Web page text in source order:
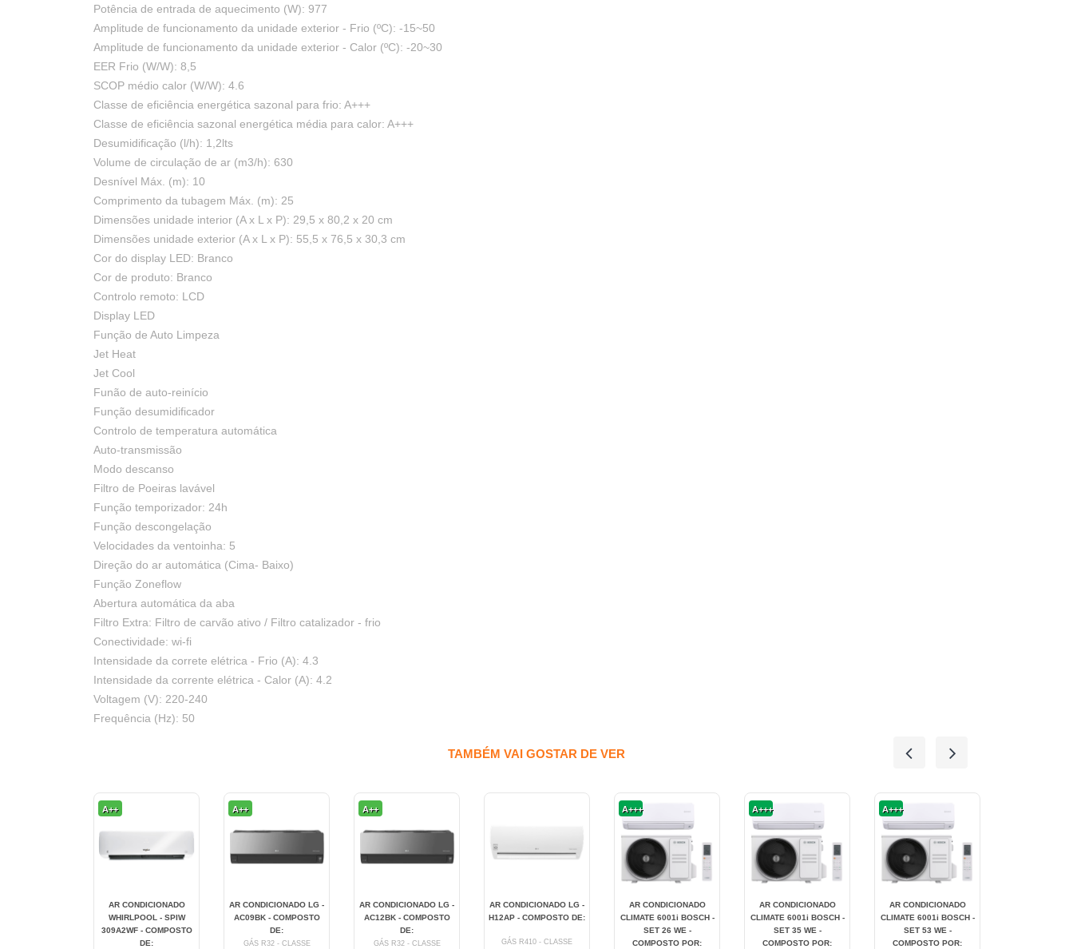
Potência de entrada de aquecimento (W): 977
Amplitude de funcionamento da unidade exterior - Frio (ºC): -15~50
Amplitude de funcionamento da unidade exterior - Calor (ºC): -20~30
EER Frio (W/W): 8,5
SCOP médio calor (W/W): 4.6
Classe de eficiência energética sazonal para frio: A+++
Classe de eficiência sazonal energética média para calor: A+++
Desumidificação (l/h): 1,2lts
Volume de circulação de ar (m3/h): 630
Desnível Máx. (m): 10
Comprimento da tubagem Máx. (m): 25
Dimensões unidade interior (A x L x P): 29,5 x 80,2 x 20 cm
Dimensões unidade exterior (A x L x P): 55,5 x 76,5 x 30,3 cm
Cor do display LED: Branco
Cor de produto: Branco
Controlo remoto: LCD
Display LED
Função de Auto Limpeza
Jet Heat
Jet Cool
Funão de auto-reinício
Função desumidificador
Controlo de temperatura automática
Auto-transmissão
Modo descanso
Filtro de Poeiras lavável
Função temporizador: 24h
Função descongelação
Velocidades da ventoinha: 5
Direção do ar automática (Cima- Baixo)
Função Zoneflow
Abertura automática da aba
Filtro Extra: Filtro de carvão ativo / Filtro catalizador - frio
Conectividade: wi-fi
Intensidade da correte elétrica - Frio (A): 4.3
Intensidade da corrente elétrica - Calor (A): 4.2
Voltagem (V): 220-240
Frequência (Hz): 50
TAMBÉM VAI GOSTAR DE VER
A++
AR CONDICIONADO
WHIRLPOOL - SPIW
309A2WF - COMPOSTO
DE:
A++
AR CONDICIONADO LG -
AC09BK - COMPOSTO
DE:
GÁS R32 - CLASSE
A++
AR CONDICIONADO LG -
AC12BK - COMPOSTO
DE:
GÁS R32 - CLASSE
AR CONDICIONADO LG -
H12AP - COMPOSTO DE:
GÁS R410 - CLASSE
A+++
AR CONDICIONADO
CLIMATE 6001i BOSCH -
SET 26 WE -
COMPOSTO POR:
A+++
AR CONDICIONADO
CLIMATE 6001i BOSCH -
SET 35 WE -
COMPOSTO POR:
A+++
AR CONDICIONADO
CLIMATE 6001i BOSCH -
SET 53 WE -
COMPOSTO POR: